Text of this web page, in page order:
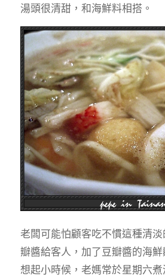
湯頭很清甜，和海鮮料相搭。
老闆可能怕顧客吃不慣這種清
瓣醬給客人，加了豆瓣醬的海
想起小時候，老媽常於星期六